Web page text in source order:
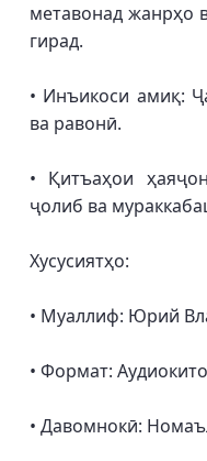
метавонад жанрҳо
гирад.
• Инъикоси амиқ:
ва равонӣ.
• Қитъаҳои
ҷолиб ва
Хусусиятҳо:
• Муаллиф: Юрий
• Формат:
• Давомнокӣ: